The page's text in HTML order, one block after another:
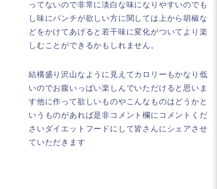
ってないので非常に淡白な味になりやすいのでも
し味にパンチが欲しい方に関しては上から胡椒な
どをかけてあげると若干味に変化がついてより楽
しむことができるかもしれません。
結構盛り沢山なように見えてカロリーもかなり低
いのでお腹いっぱい楽しんでいただけると思いま
す他に作って欲しいものやこんなものはどうかと
いうものがあれば是非コメント欄にコメントくだ
さいダイエットフードにして皆さんにシェアさせ
ていただきます